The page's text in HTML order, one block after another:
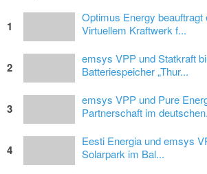
1
Optimus Energy
Virtuellem Kraftwerk f...
2
emsys VPP und Statkraft
Batteriespeicher „Thur...
3
emsys VPP und Pure
Partnerschaft im
4
Eesti Energia und emsys
Solarpark im Bal...